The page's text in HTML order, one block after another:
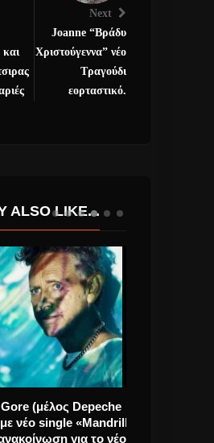
Next
Joanne “Βράδυ
Χριστούγεννα” νέο
Τραγούδι
εορταστικό.
ALSO LIKE...
(μέλος Depeche
single «Mandrill»
για το νέο